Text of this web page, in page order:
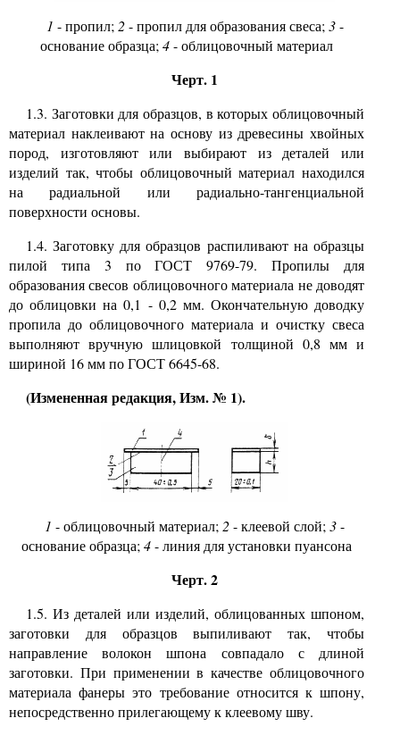
1 - пропил; 2- пропил для образования свеса; 3-
основание образца; 4- облицовочный материал
Черт. 1
1.3. Заготовки для образцов, в которых облицовочный
материал наклеивают на основу из древесины хвойных
пород, изготовляют или выбирают из деталей или
изделий так, чтобы облицовочный материал находился
на радиальной или радиально-тангенциальной
поверхности основы.
1.4. Заготовку для образцов распиливают на образцы
пилой типа 3 по ГОСТ 9769-79. Пропилы для
образования свесов облицовочного материала не доводят
до облицовки на 0,1 - 0,2 мм. Окончательную доводку
пропила до облицовочного материала и очистку свеса
выполняют вручную шлицовкой толщиной 0,8 мм и
шириной 16 мм по ГОСТ 6645-68.
(Измененная редакция, Изм. № 1).
1 - облицовочный материал; 2- клеевой слой;3-
основание образца; 4- линия для установки пуансона
Черт. 2
1.5. Из деталей или изделий, облицованных шпоном,
заготовки для образцов выпиливают так, чтобы
направление волокон шпона совпадало с длиной
заготовки. При применении в качестве облицовочного
материала фанеры это требование относится к шпону,
непосредственно прилегающему к клеевому шву.